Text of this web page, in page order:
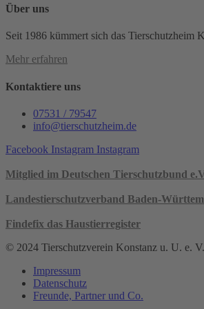
Über uns
Seit 1986 kümmert sich das Tierschutzheim
Mehr erfahren
Kontaktiere uns
07531 / 79547
info@tierschutzheim.de
Facebook Instagram Instagram
Mitglied im Deutschen Tierschutzbund
Landestierschutzverband Baden-
Findefix das Haustierregister
© 2024 Tierschutzverein Konstanz u. U. e. V.
Impressum
Datenschutz
Freunde, Partner und Co.